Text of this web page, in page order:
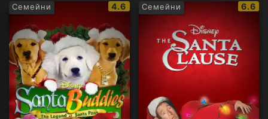
Семейни
IMDb
рейтинг:
4.6 Семейни
IMDb
6.6